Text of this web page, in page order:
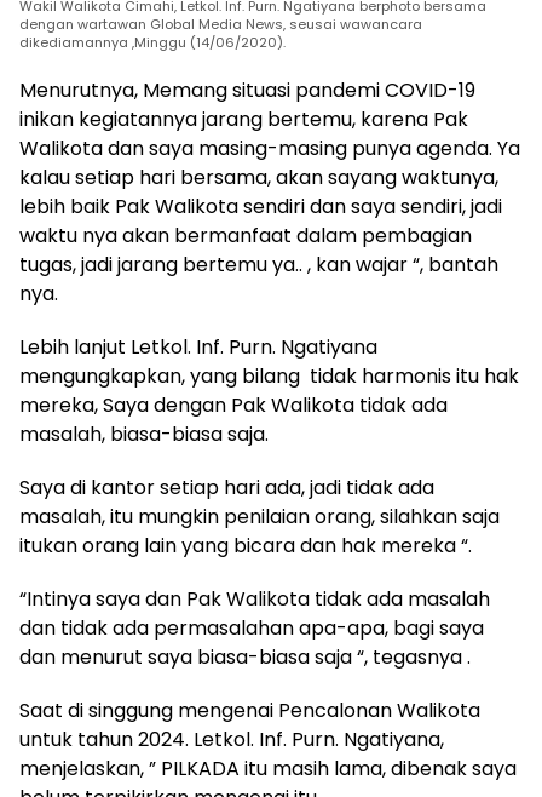
Wakil Walikota Cimahi, Letkol. Inf. Purn. Ngatiyana berphoto bersama
dengan wartawan Global Media News, seusai wawancara
dikediamannya ,Minggu (14/06/2020).
Menurutnya, Memang situasi pandemi COVID-19
inikan kegiatannya jarang bertemu, karena Pak
Walikota dan saya masing-masing punya agenda. Ya
kalau setiap hari bersama, akan sayang waktunya,
lebih baik Pak Walikota sendiri dan saya sendiri, jadi
waktu nya akan bermanfaat dalam pembagian
tugas, jadi jarang bertemu ya.. , kan wajar “, bantah
nya.
Lebih lanjut Letkol. Inf. Purn. Ngatiyana
mengungkapkan, yang bilang tidak harmonis itu hak
mereka, Saya dengan Pak Walikota tidak ada
masalah, biasa-biasa saja.
Saya di kantor setiap hari ada, jadi tidak ada
masalah, itu mungkin penilaian orang, silahkan saja
itukan orang lain yang bicara dan hak mereka “.
“Intinya saya dan Pak Walikota tidak ada masalah
dan tidak ada permasalahan apa-apa, bagi saya
dan menurut saya biasa-biasa saja “, tegasnya .
Saat di singgung mengenai Pencalonan Walikota
untuk tahun 2024. Letkol. Inf. Purn. Ngatiyana,
menjelaskan, ” PILKADA itu masih lama, dibenak saya